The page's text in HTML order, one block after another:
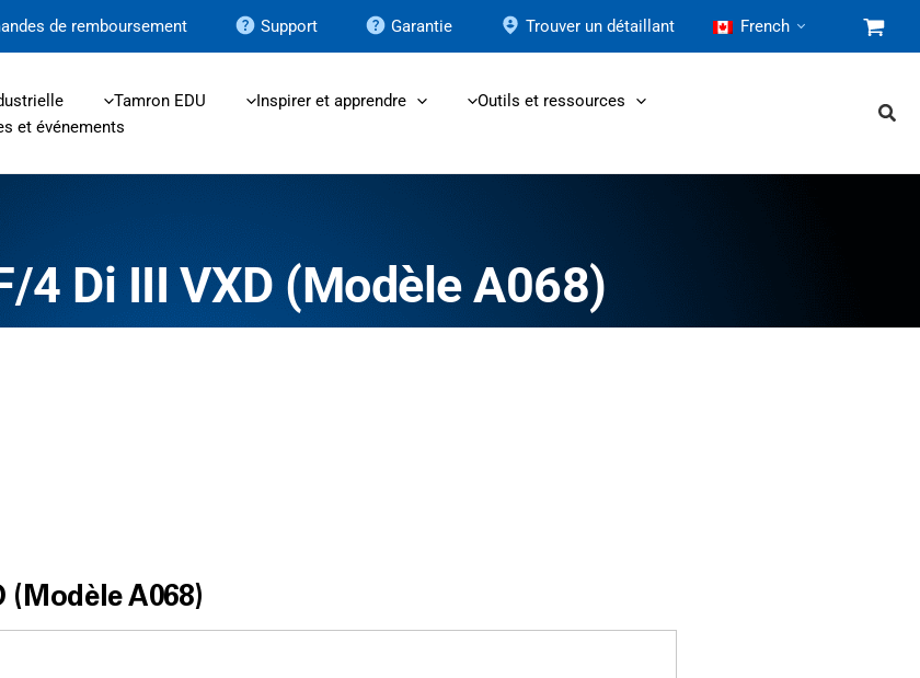
de remboursement Support Garantie Trouver un détaillant French
Tamron EDU Inspirer et apprendre
Outils et ressources
et événements
4 Di III VXD (Modèle A068)
(Modèle A068)